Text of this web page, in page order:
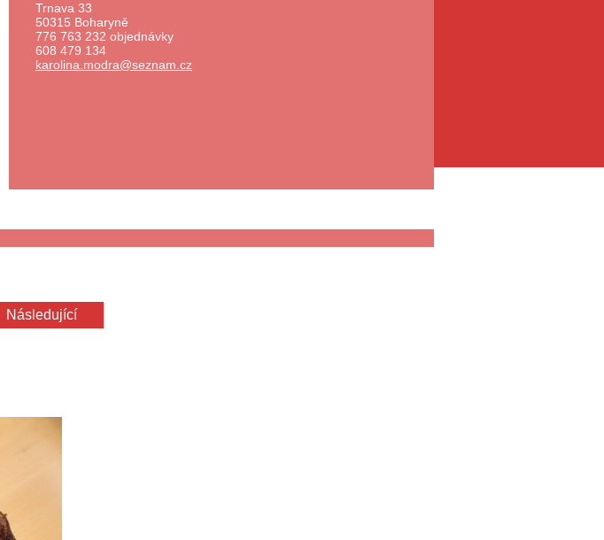
Trnava 33
50315 Boharyně
776 763 232 objednávky
608 479 134
karolina .modra@seznam.cz
Následující